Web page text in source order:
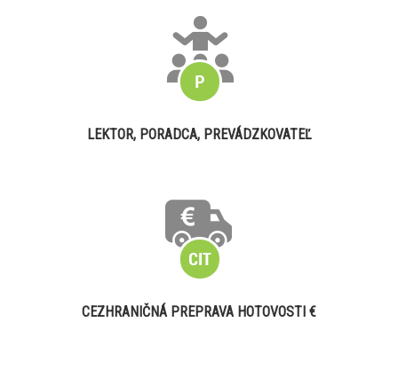
LEKTOR, PORADCA, PREVÁDZKOVATEĽ
CEZHRANIČNÁ PREPRAVA HOTOVOSTI €